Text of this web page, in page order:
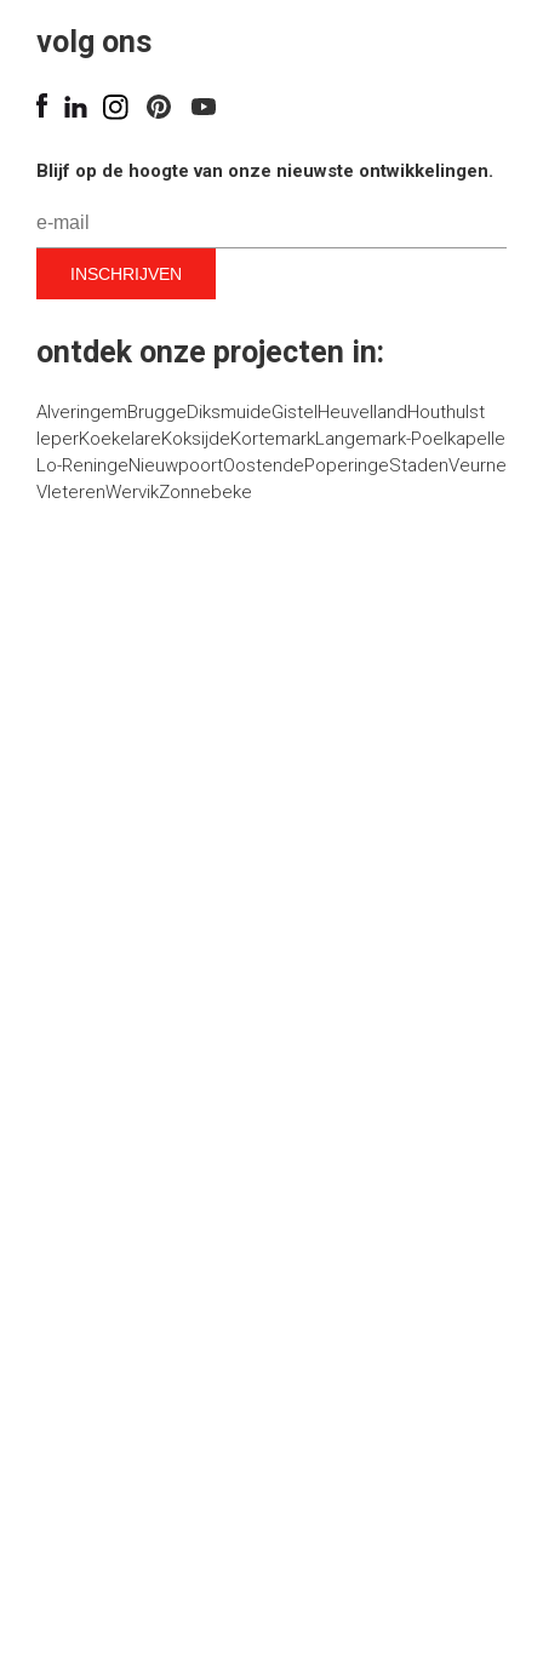
volg ons
Blijf op de hoogte van onze nieuwste ontwikkelingen.
ontdek onze projecten in:
AlveringemBruggeDiksmuideGistelHeuvellandHouthulst
IeperKoekelareKoksijdeKortemarkLangemark-Poelkapelle
Lo-ReningeNieuwpoortOostendePoperingeStadenVeurne
VleterenWervikZonnebeke